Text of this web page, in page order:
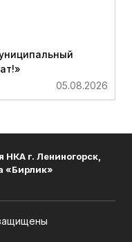
05.08.2026
г. Лениногорск,
«Бирлик»